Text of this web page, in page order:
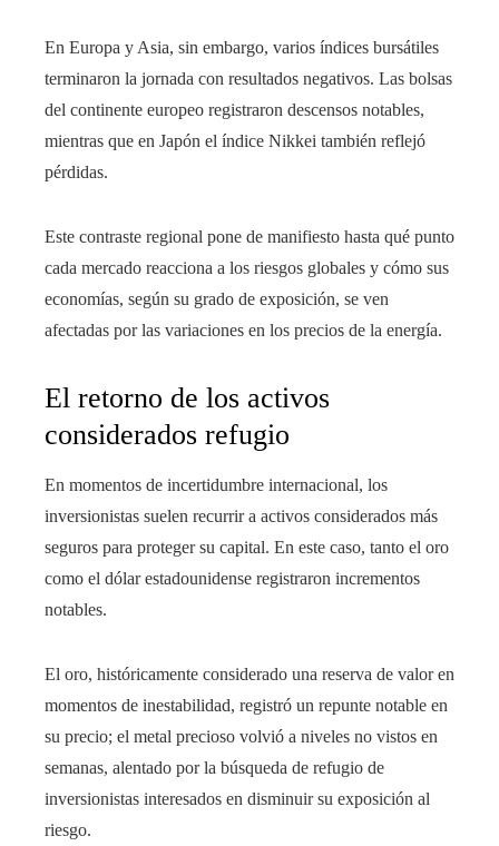
En Europa y Asia, sin embargo, varios índices bursátiles
terminaron la jornada con resultados negativos. Las bolsas
del continente europeo registraron descensos notables,
mientras que en Japón el índice Nikkei también reflejó
pérdidas.
Este contraste regional pone de manifiesto hasta qué punto
cada mercado reacciona a los riesgos globales y cómo sus
economías, según su grado de exposición, se ven
afectadas por las variaciones en los precios de la energía.
El retorno de los activos
considerados refugio
En momentos de incertidumbre internacional, los
inversionistas suelen recurrir a activos considerados más
seguros para proteger su capital. En este caso, tanto el oro
como el dólar estadounidense registraron incrementos
notables.
El oro, históricamente considerado una reserva de valor en
momentos de inestabilidad, registró un repunte notable en
su precio; el metal precioso volvió a niveles no vistos en
semanas, alentado por la búsqueda de refugio de
inversionistas interesados en disminuir su exposición al
riesgo.